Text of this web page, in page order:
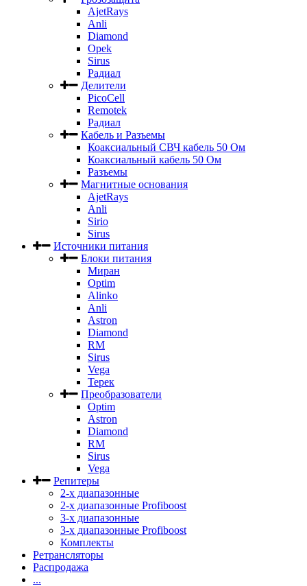
AjetRays
Anli
Diamond
Opek
Sirus
Радиал
Делители
PicoCell
Remotek
Радиал
Кабель и Разъемы
Коаксиальный СВЧ кабель 50 Ом
Коаксиальный кабель 50 Ом
Разъемы
Магнитные основания
AjetRays
Anli
Sirio
Sirus
Источники питания
Блоки питания
Миран
Optim
Alinko
Anli
Astron
Diamond
RM
Sirus
Vega
Терек
Преобразователи
Optim
Astron
Diamond
RM
Sirus
Vega
Репитеры
2-х диапазонные
2-х диапазонные Profiboost
3-х диапазонные
3-х диапазонные Profiboost
Комплекты
Ретрансляторы
Распродажа
...